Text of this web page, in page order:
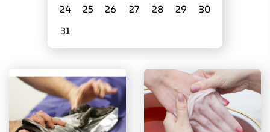
24
25 26 27 28 29
30
31